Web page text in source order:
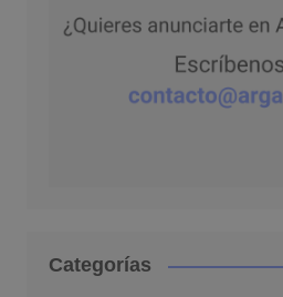
Categorías